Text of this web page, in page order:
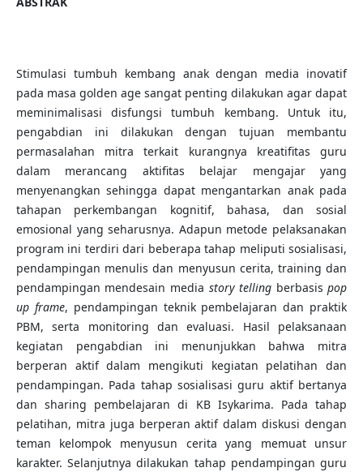
Stimulasi tumbuh kembang anak dengan media inovatif
pada masa golden age sangat penting dilakukan agar dapat
meminimalisasi disfungsi tumbuh kembang. Untuk itu,
pengabdian ini dilakukan dengan tujuan membantu
permasalahan mitra terkait kurangnya kreatifitas guru
dalam merancang aktifitas belajar mengajar yang
menyenangkan sehingga dapat mengantarkan anak pada
tahapan perkembangan kognitif, bahasa, dan sosial
emosional yang seharusnya. Adapun metode pelaksanakan
program ini terdiri dari beberapa tahap meliputi sosialisasi,
pendampingan menulis dan menyusun cerita, training dan
pendampingan mendesain media story telling berbasispop
up frame, pendampingan teknik pembelajaran dan praktik
PBM, serta monitoring dan evaluasi. Hasil pelaksanaan
kegiatan pengabdian ini menunjukkan bahwa mitra
berperan aktif dalam mengikuti kegiatan pelatihan dan
pendampingan. Pada tahap sosialisasi guru aktif bertanya
dan sharing pembelajaran di KB Isykarima. Pada tahap
pelatihan, mitra juga berperan aktif dalam diskusi dengan
teman kelompok menyusun cerita yang memuat unsur
karakter. Selanjutnya dilakukan tahap pendampingan guru